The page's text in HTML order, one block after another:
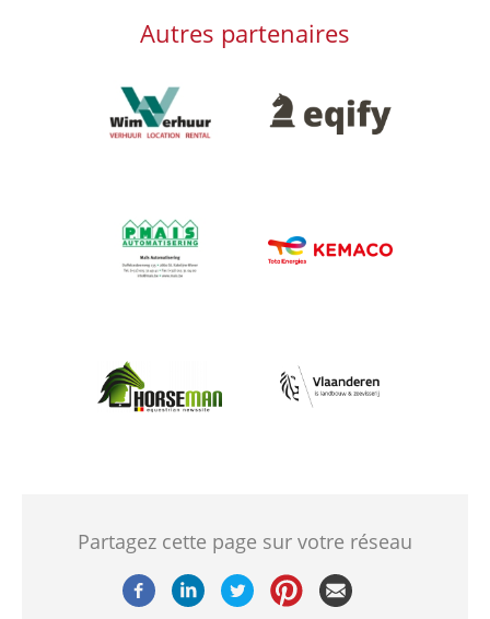
Autres partenaires
Afbeelding Afbeelding
Afbeelding
Afbeelding
Afbeelding Afbeelding
Partagez cette page sur votre réseau